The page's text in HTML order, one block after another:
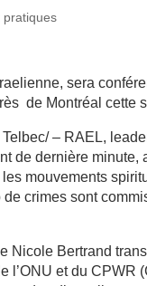
pratiques
sera
de Montréal cette
– RAEL,
de dernière
mouvements
de crimes sont
Nicole Bertrand
l’ONU et du